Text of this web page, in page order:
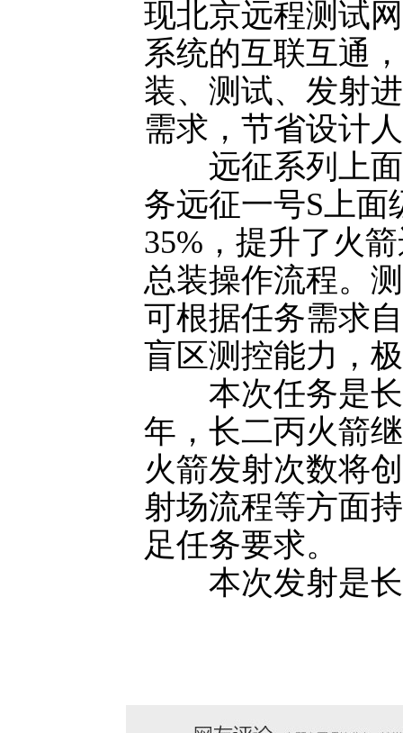
现北京远程测试
系统的互联互通
装、测试、发射
需求，节省设计
远征系列上面
务远征一号S上
35%，提升了火
总装操作流程。
可根据任务需求
盲区测控能力，
本次任务是长
年，长二丙火箭
火箭发射次数将
射场流程等方面
足任务要求。
本次发射是长